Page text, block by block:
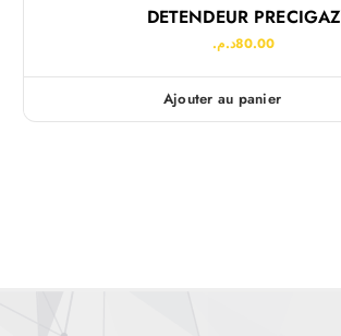
DETENDEUR PRECIGAZ
80.00د.م.
Ajouter au panier